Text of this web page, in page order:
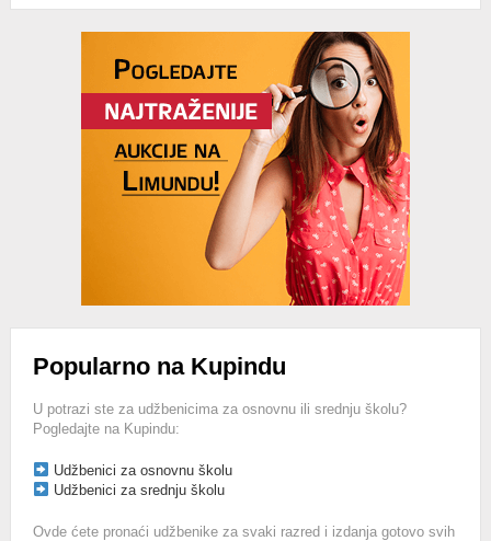
Popularno na Kupindu
U potrazi ste za udžbenicima za osnovnu ili srednju školu?
Pogledajte na Kupindu:
Udžbenici za osnovnu školu
Udžbenici za srednju školu
Ovde ćete pronaći udžbenike za svaki razred i izdanja gotovo svih